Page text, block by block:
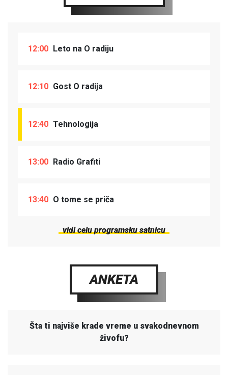
12:00 Leto na O radiju
12:10 Gost O radija
12:40 Tehnologija
13:00 Radio Grafiti
13:40 O tome se priča
vidi celu programsku satnicu
ANKETA
Šta ti najviše krade vreme u svakodnevnom
živofu?